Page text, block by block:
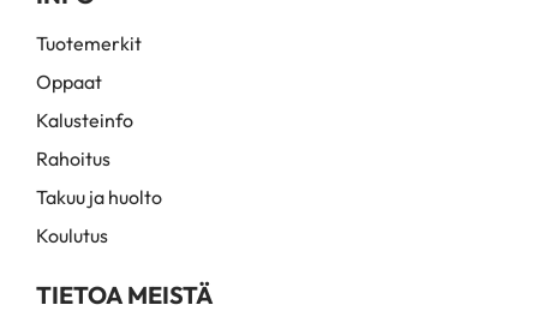
Tuotemerkit
Oppaat
Kalusteinfo
Rahoitus
Takuu ja huolto
Koulutus
TIETOA MEISTÄ